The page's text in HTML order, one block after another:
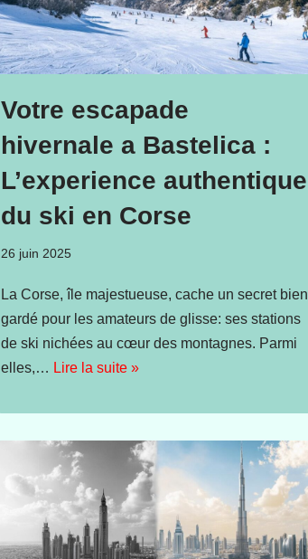
Votre escapade
hivernale a Bastelica :
L’experience authentique
du ski en Corse
26 juin 2025
La Corse, île majestueuse, cache un secret bien
gardé pour les amateurs de glisse: ses stations
de ski nichées au cœur des montagnes. Parmi
elles,… Lire la suite »